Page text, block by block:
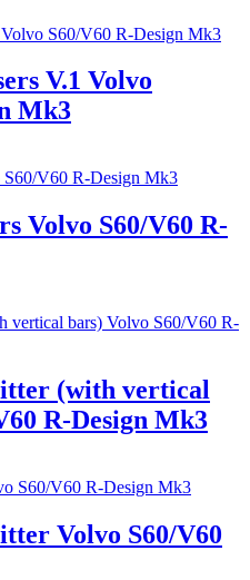
V.1 Volvo
Mk3
Volvo S60/V60 R-
(with vertical
R-Design Mk3
Volvo S60/V60